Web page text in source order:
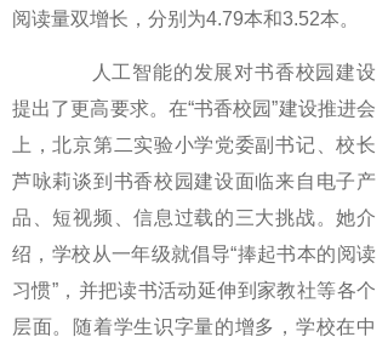
阅读量双增长，分别为4.79本和3.52本。
人工智能的发展对书香校园建设
提出了更高要求。在“书香校园”建设推进会
上，北京第二实验小学党委副书记、校长
芦咏莉谈到书香校园建设面临来自电子产
品、短视频、信息过载的三大挑战。她介
绍，学校从一年级就倡导“捧起书本的阅读
习惯”，并把读书活动延伸到家教社等各个
层面。随着学生识字量的增多，学校在中